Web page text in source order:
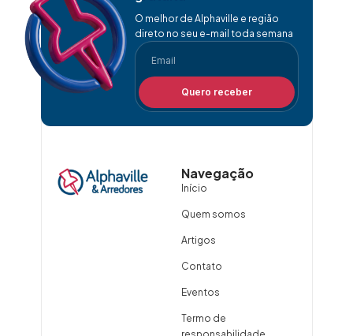
O melhor de Alphaville e região
direto no seu e-mail toda semana
Quero receber
Navegação
Início
Quem somos
Artigos
Contato
Eventos
Termo de